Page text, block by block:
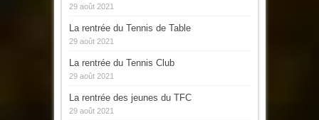
29 août 2021
La rentrée du Tennis de Table
29 août 2021
La rentrée du Tennis Club
29 août 2021
La rentrée des jeunes du TFC
29 août 2021